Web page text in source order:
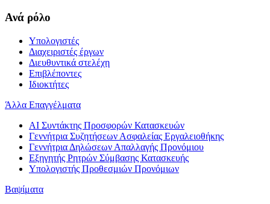
Ανά ρόλο
Υπολογιστές
Διαχειριστές έργων
Διευθυντικά στελέχη
Επιβλέποντες
Ιδιοκτήτες
Άλλα Επαγγέλματα
AI Συντάκτης Προσφορών Κατασκευών
Γεννήτρια Συζητήσεων Ασφαλείας Εργαλειοθήκης
Γεννήτρια Δηλώσεων Απαλλαγής Προνόμιου
Εξηγητής Ρητρών Σύμβασης Κατασκευής
Υπολογιστής Προθεσμιών Προνόμιων
Βαψίματα